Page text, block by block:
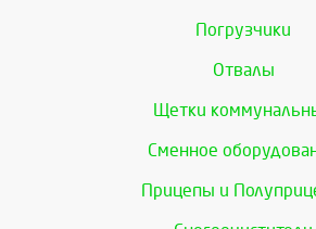
Погрузчики
Отвалы
Щетки
Сменное
Прицепы и